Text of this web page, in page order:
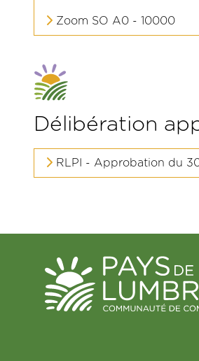
Zoom SO A0 - 10000
Délibération
RLPI - Approbation du